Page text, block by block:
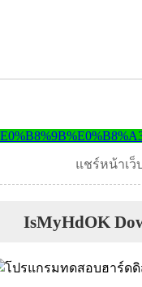
แชร์หน้าเว็
IsMyHdOK